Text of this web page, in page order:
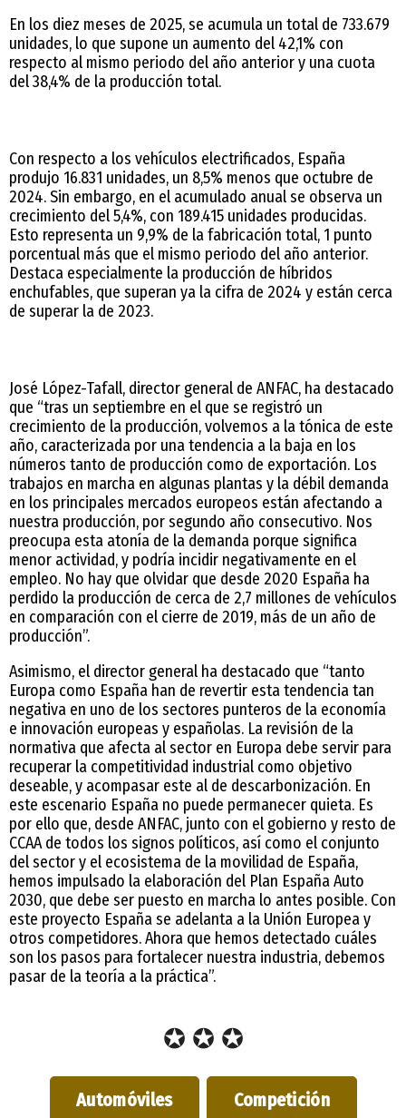
En los diez meses de 2025, se acumula un total de 733.679
unidades, lo que supone un aumento del 42,1% con
respecto al mismo periodo del año anterior y una cuota
del 38,4% de la producción total.
Con respecto a los vehículos electrificados, España
produjo 16.831 unidades, un 8,5% menos que octubre de
2024. Sin embargo, en el acumulado anual se observa un
crecimiento del 5,4%, con 189.415 unidades producidas.
Esto representa un 9,9% de la fabricación total, 1 punto
porcentual más que el mismo periodo del año anterior.
Destaca especialmente la producción de híbridos
enchufables, que superan ya la cifra de 2024 y están cerca
de superar la de 2023.
José López-Tafall, director general de ANFAC, ha destacado
que “tras un septiembre en el que se registró un
crecimiento de la producción, volvemos a la tónica de este
año, caracterizada por una tendencia a la baja en los
números tanto de producción como de exportación. Los
trabajos en marcha en algunas plantas y la débil demanda
en los principales mercados europeos están afectando a
nuestra producción, por segundo año consecutivo. Nos
preocupa esta atonía de la demanda porque significa
menor actividad, y podría incidir negativamente en el
empleo. No hay que olvidar que desde 2020 España ha
perdido la producción de cerca de 2,7 millones de vehículos
en comparación con el cierre de 2019, más de un año de
producción”.
Asimismo, el director general ha destacado que “tanto
Europa como España han de revertir esta tendencia tan
negativa en uno de los sectores punteros de la economía
e innovación europeas y españolas. La revisión de la
normativa que afecta al sector en Europa debe servir para
recuperar la competitividad industrial como objetivo
deseable, y acompasar este al de descarbonización. En
este escenario España no puede permanecer quieta. Es
por ello que, desde ANFAC, junto con el gobierno y resto de
CCAA de todos los signos políticos, así como el conjunto
del sector y el ecosistema de la movilidad de España,
hemos impulsado la elaboración del Plan España Auto
2030, que debe ser puesto en marcha lo antes posible. Con
este proyecto España se adelanta a la Unión Europea y
otros competidores. Ahora que hemos detectado cuáles
son los pasos para fortalecer nuestra industria, debemos
pasar de la teoría a la práctica”.
✪ ✪ ✪
Automóviles Competición